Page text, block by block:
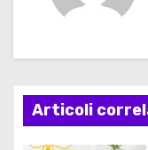
z
iArticoli